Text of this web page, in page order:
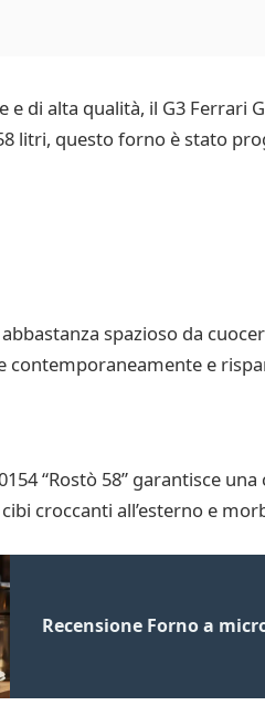
di alta qualità, il G3 Ferrari
litri, questo forno è stato
spazioso da
contemporaneamente e
“Rostò 58” garantisce
croccanti all’esterno e
Recensione Forno a